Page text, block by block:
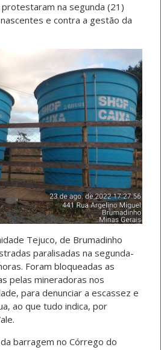
na segunda (21)
e contra a gestão da
Tejuco, de Brumadinho
paralisadas na segunda-
Foram bloqueadas as
pelas mineradoras nos
para denunciar a escassez e
ao que tudo indica, por
barragem no Córrego do